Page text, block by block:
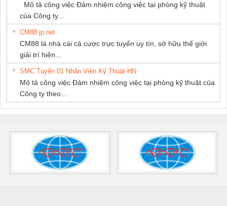
Mô tả công việc Đảm nhiệm công việc tại phòng kỹ thuật
của Công ty...
CM88 jp net
CM88 là nhà cái cá cược trực tuyến uy tín, sở hữu thế giới
giải trí hiện...
SMC Tuyển 01 Nhân Viên Kỹ Thuật-HN
Mô tả công việc Đảm nhiệm công việc tại phòng kỹ thuật của
Công ty theo...